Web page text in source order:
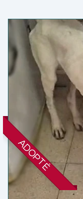
ADOPTÉ